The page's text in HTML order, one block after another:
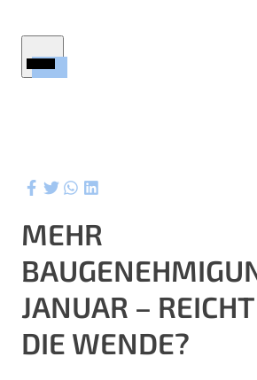
Service
Wertermittlung
Aktuelles
Referenzen
Kontakt
MEHR
JANUAR –
DIE WENDE?